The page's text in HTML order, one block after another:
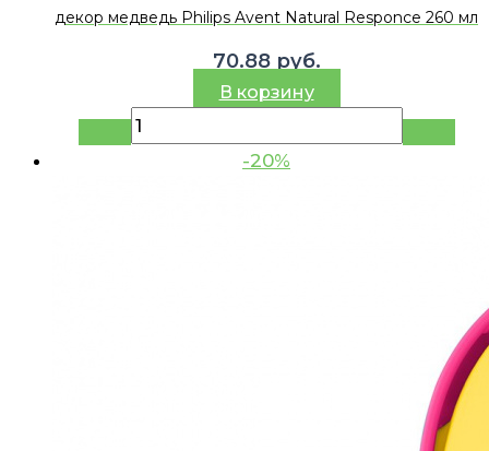
декор медведь Philips Avent Natural Responce 260 мл
70.88 руб.
В корзину
-20%